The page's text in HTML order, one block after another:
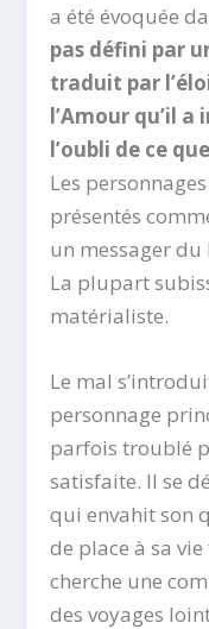
a été évoquée
pas défini par
traduit par
l’Amour qu’il
l’oubli de ce
Les
présentés
un messager du
La plupart
matérialiste.
Le mal
personnage
parfois troublé
satisfaite. Il se
qui envahit son
de place à sa
cherche une
des voyages